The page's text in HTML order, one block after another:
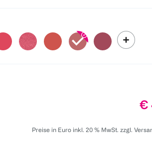
€
Preise in Euro inkl. 20 % MwSt. zzgl.